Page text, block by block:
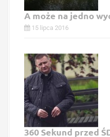
A może na jedno
15 lipca 2016
360 Sekund przed